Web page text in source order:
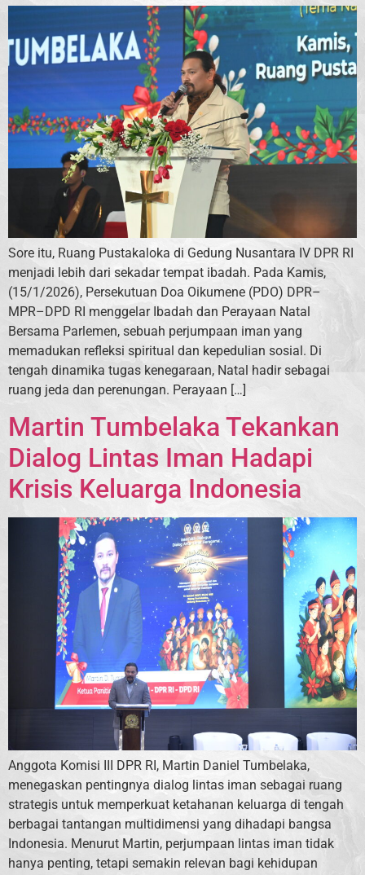
Sore itu, Ruang Pustakaloka di Gedung Nusantara IV DPR RI
menjadi lebih dari sekadar tempat ibadah. Pada Kamis,
(15/1/2026), Persekutuan Doa Oikumene (PDO) DPR–
MPR–DPD RI menggelar Ibadah dan Perayaan Natal
Bersama Parlemen, sebuah perjumpaan iman yang
memadukan refleksi spiritual dan kepedulian sosial. Di
tengah dinamika tugas kenegaraan, Natal hadir sebagai
ruang jeda dan perenungan. Perayaan […]
Martin Tumbelaka Tekankan
Dialog Lintas Iman Hadapi
Krisis Keluarga Indonesia
Anggota Komisi III DPR RI, Martin Daniel Tumbelaka,
menegaskan pentingnya dialog lintas iman sebagai ruang
strategis untuk memperkuat ketahanan keluarga di tengah
berbagai tantangan multidimensi yang dihadapi bangsa
Indonesia. Menurut Martin, perjumpaan lintas iman tidak
hanya penting, tetapi semakin relevan bagi kehidupan